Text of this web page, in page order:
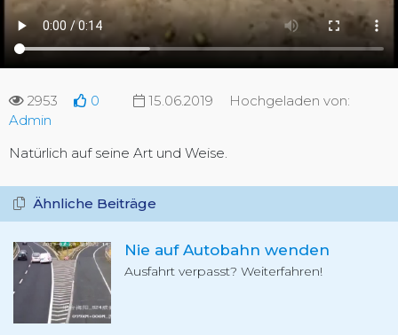
2953 0 15.06.2019
Hochgeladen von:
Admin
Natürlich auf seine Art und Weise.
Ähnliche Beiträge
Nie auf Autobahn wenden
Ausfahrt verpasst? Weiterfahren!